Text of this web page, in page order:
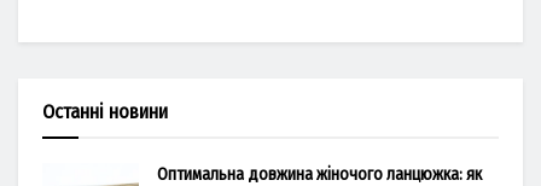
Останні новини
Оптимальна довжина жіночого ланцюжка: як